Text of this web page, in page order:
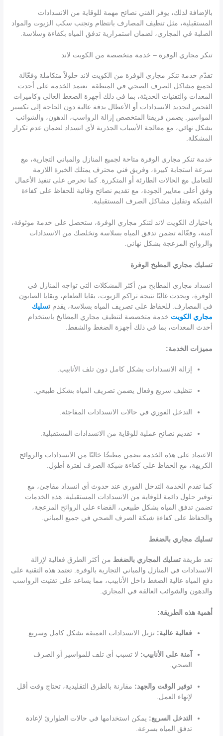
بالإضافة لذلك، يوفر الفني نصائح مهمة للوقاية من الانسدادات
المستقبلية، مثل تنظيف المصارف بانتظام وتجنب سكب الزيوت والمواد
الصلبة في المجاري، لضمان استمرارية تدفق المياه بكفاءة وسلاسة.
تنكر مجاري الوفرة – خدمة متخصصة من الكويت لاند
تقدّم خدمة تنكر مجاري الوفرة من الكويت لاند حلولاً متكاملة وفعّالة
لجميع مشاكل الصرف الصحي في المنطقة. تعتمد الخدمة على أحدث
المعدات والتقنيات الحديثة، بما في ذلك أجهزة الضغط العالي وكاميرات
الفحص لتحديد الانسدادات أو الأعطال بدقة عالية دون الحاجة إلى تكسير
المواسير. يضمن فريقنا المتخصص إزالة الرواسب، الدهون، والشوائب
بشكل نهائي، مع معالجة الأسباب الجذرية لأي انسداد لضمان عدم تكرار
المشكلة.
خدمة تنكر مجاري الوفرة متاحة لجميع المنازل والمباني التجارية، مع
سرعة استجابة كبيرة، وفريق فني محترف يمتلك الخبرة اللازمة
للتعامل مع الحالات الطارئة أو المتكررة. كما نحرص على تنفيذ الأعمال
وفق أعلى معايير الجودة، مع تقديم نصائح وقائية للحفاظ على كفاءة
الشبكة وتقليل مشاكل الصرف المستقبلية.
باختيارك الكويت لاند لتنكر مجاري الوفرة، ستحصل على خدمة موثوقة،
آمنة، وفعّالة تضمن تدفق المياه بسلاسة وتخلصك من الانسدادات
والروائح المزعجة بشكل نهائي.
تسليك مجاري المطبخ الوفرة
انسداد مجاري المطابخ من أكثر المشكلات التي تواجه المنازل في
الوفرة، ويحدث غالبًا نتيجة تراكم الزيوت، بقايا الطعام، وبقايا الصابون
في المصارف. للحفاظ على تصريف المياه بسلاسة، يقدمتسليك
مجاري الكويت خدمة متخصصة لتنظيف مجاري المطابخ باستخدام
أحدث المعدات، بما في ذلك أجهزة الضغط والشفط.
مميزات الخدمة:
إزالة الانسدادات بشكل كامل دون تلف الأنابيب.
تنظيف سريع وفعال يضمن تصريف المياه بشكل طبيعي.
التدخل الفوري في حالات الانسدادات المفاجئة.
تقديم نصائح عملية للوقاية من الانسدادات المستقبلية.
الاعتماد على هذه الخدمة يضمن مطبخًا خاليًا من الانسدادات والروائح
الكريهة، مع الحفاظ على كفاءة شبكة الصرف لفترة أطول.
كما تقدم الخدمة التدخل الفوري عند حدوث أي انسداد مفاجئ، مع
توفير حلول دائمة للوقاية من الانسدادات المستقبلية. هذه الخدمات
تضمن تدفق المياه بشكل طبيعي، القضاء على الروائح المزعجة،
والحفاظ على كفاءة شبكة الصرف الصحي في جميع المباني.
تسليك مجاري بالضغط
تعد طريقةتسليك المجاري بالضغط من أكثر الطرق فعالية لإزالة
الانسدادات في المنازل والمباني التجارية بالوفرة. تعتمد هذه التقنية على
دفع المياه عالية الضغط داخل الأنابيب، مما يساعد على تفتيت الرواسب
والدهون والشوائب العالقة في المجاري.
أهمية هذه الطريقة:
فعالية عالية: تزيل الانسدادات العميقة بشكل كامل وسريع.
آمنة على الأنابيب: لا تسبب أي تلف للمواسير أو الصرف
الصحي.
توفير الوقت والجهد: مقارنة بالطرق التقليدية، تحتاج وقت أقل
لإنهاء العمل.
التدخل السريع: يمكن استخدامها في حالات الطوارئ لإعادة
تدفق المياه بسرعة.